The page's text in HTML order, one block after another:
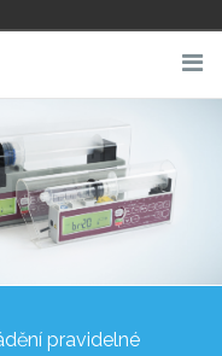
pravidelné